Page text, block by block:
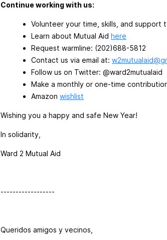
Continue working with us:
Volunteer your time, skills, and support
Learn about Mutual Aid here
Request warmline: (202)688-5812
Contact us via email at:
Follow us on Twitter: @ward2mutualaid
Make a monthly or one-time
Amazon wishlist
Wishing you a happy and safe New Year!
In solidarity,
Ward 2 Mutual Aid
------------------
Queridos amigos y vecinos,